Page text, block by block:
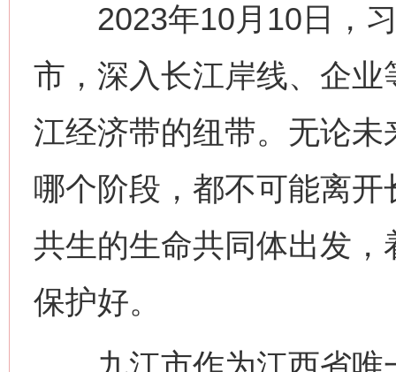
2023年10月10日，习
市，深入长江岸线、企
江经济带的纽带。无论
哪个阶段，都不可能离
共生的生命共同体出发
保护好。